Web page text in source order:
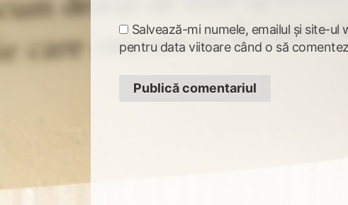
Salvează-mi numele, emailul și site-
pentru data viitoare când o să